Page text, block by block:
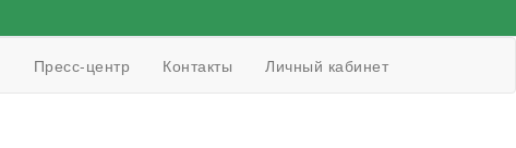
Пресс-центр Контакты Личный кабинет